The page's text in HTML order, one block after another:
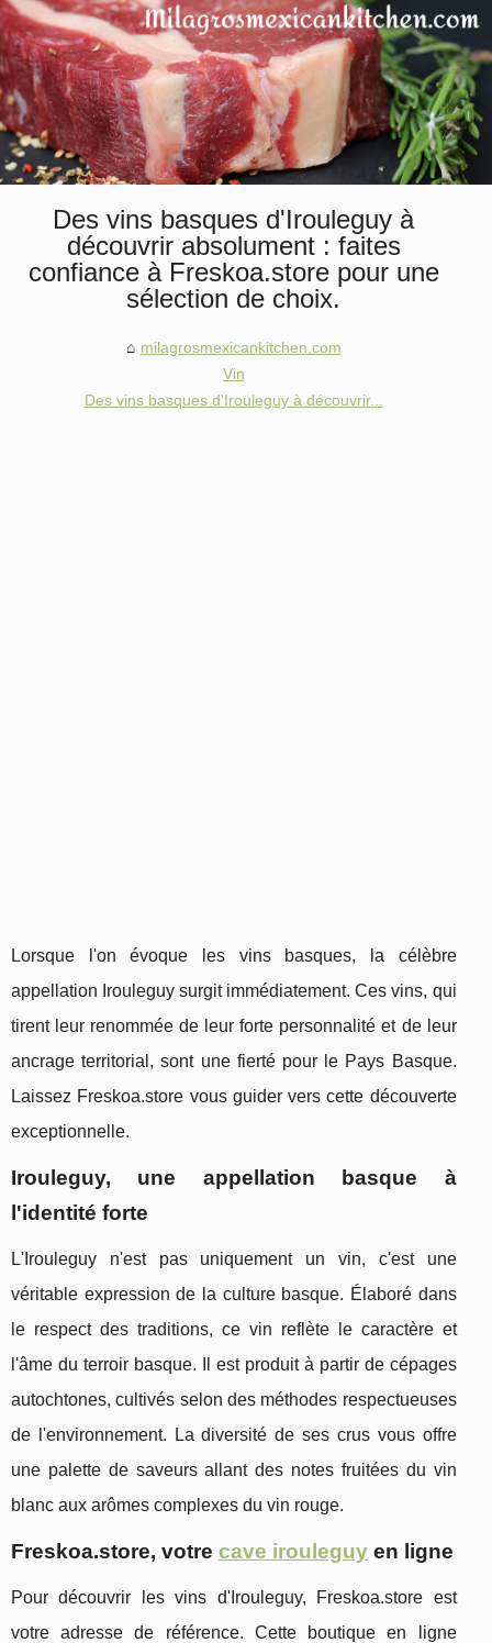
Des vins basques d'Irouleguy à
découvrir absolument : faites
confiance à Freskoa.store pour une
sélection de choix.
milagrosmexicankitchen.com
Vin
Des vins basques d'Irouleguy à découvrir...
Lorsque l'on évoque les vins basques, la célèbre
appellation Irouleguy surgit immédiatement. Ces vins, qui
tirent leur renommée de leur forte personnalité et de leur
ancrage territorial, sont une fierté pour le Pays Basque.
Laissez Freskoa.store vous guider vers cette découverte
exceptionnelle.
Irouleguy, une appellation basque à
l'identité forte
L'Irouleguy n'est pas uniquement un vin, c'est une
véritable expression de la culture basque. Élaboré dans
le respect des traditions, ce vin reflète le caractère et
l'âme du terroir basque. Il est produit à partir de cépages
autochtones, cultivés selon des méthodes respectueuses
de l'environnement. La diversité de ses crus vous offre
une palette de saveurs allant des notes fruitées du vin
blanc aux arômes complexes du vin rouge.
Freskoa.store, votre cave irouleguy en ligne
Pour découvrir les vins d'Irouleguy, Freskoa.store est
votre adresse de référence. Cette boutique en ligne